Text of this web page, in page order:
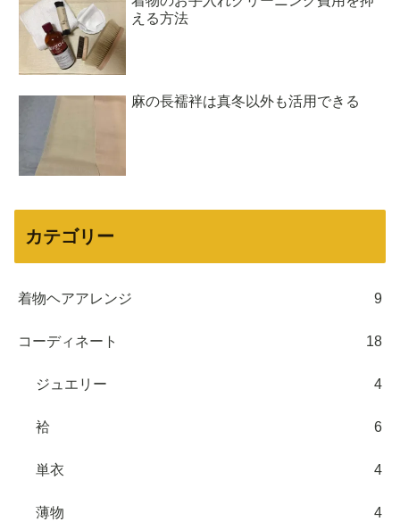
える方法
麻の長襦袢は真冬以外も活用できる
カテゴリー
着物ヘアアレンジ 9
コーディネート 18
ジュエリー 4
袷 6
単衣 4
薄物 4